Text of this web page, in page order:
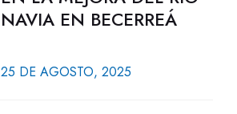
NAVIA EN BECERREÁ
25 DE AGOSTO, 2025